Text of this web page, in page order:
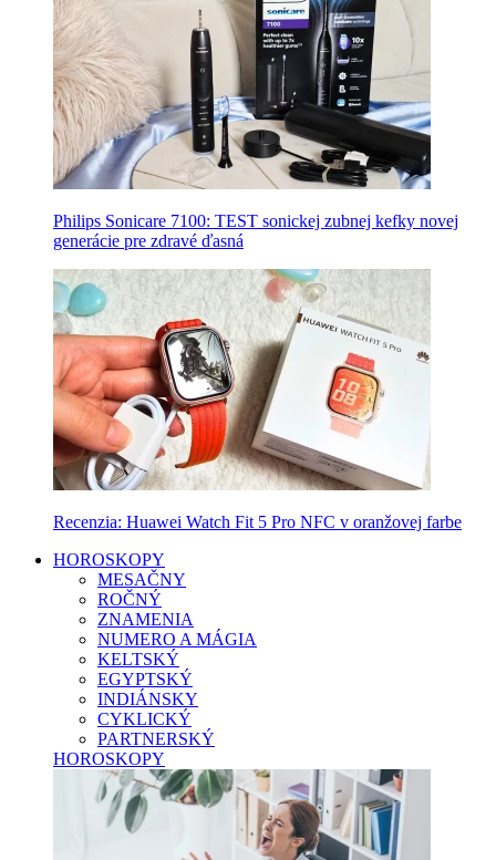
Philips Sonicare 7100: TEST sonickej zubnej kefky novej
generácie pre zdravé ďasná
Recenzia: Huawei Watch Fit 5 Pro NFC v oranžovej farbe
HOROSKOPY
MESAČNY
ROČNÝ
ZNAMENIA
NUMERO A MÁGIA
KELTSKÝ
EGYPTSKÝ
INDIÁNSKY
CYKLICKÝ
PARTNERSKÝ
HOROSKOPY